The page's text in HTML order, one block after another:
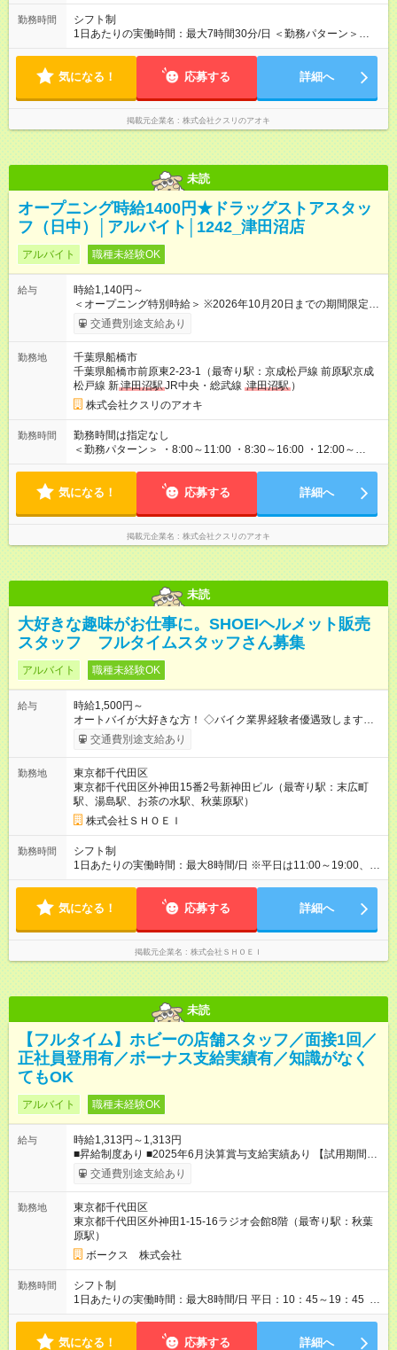
勤務時間
シフト制
1日あたりの実働時間：最大7時間30分/日 ＜勤務パターン＞
・ 8:30～17:00 ※1日5時間 ※8:30～勤務必須 （7時間～7.5時間
気になる！ 応募する 詳細へ
掲載元企業名 株式会社クスリのアオキ
未読
オープニング時給1400円★ドラッグストアスタッ
フ（日中）│アルバイト│1242_津田沼店
アルバイト 職種未経験OK
給与
時給1,140円～
＜オープニング特別時給＞ ※2026年10月20日までの期間限定特
別時給 8:30～17:00 時給1400円 17:00～22:00 時給1500円
※2026年10月21日～通常時給適用 8:30～17:00 時給1140円
降 25％増し（営業店舗のみ） 【手当】 ※登録販売者資格手当
あり（時給＋30円） ※2026年10月21日～適用 ★下記当社条件
に対応できる方は時給――― 8:00～17:00＋110円 17:00～
22:00＋160円 ★当社条件★ 1.月の半分以上 水 日曜日出勤可能
な方 2.当社近隣店舗へのヘルプが可能な方 3.下記のいずれかの
時間帯で勤務可能な方 a 8:30～ b ～18:00 c ～閉店時間
【試用期間】試用期間なし
交通費別途支給あり
勤務地
千葉県船橋市
千葉県船橋市前原東2-23-1（最寄り駅：京成松戸線 前原駅京成
松戸線 新津田沼駅JR中央・総武線 津田沼駅 ）
株式会社クスリのアオキ
勤務時間
勤務時間は指定なし
＜勤務パターン＞ ・8:00～11:00 ・8:30～16:00 ・12:00～
18:00 上記勤務時間内で1日3時間以上 ※1日の実働時間が法定労
気になる！ 応募する 詳細へ
掲載元企業名 株式会社クスリのアオキ
未読
大好きな趣味がお仕事に。SHOEIヘルメット販売
スタッフ フルタイムスタッフさん募集
アルバイト 職種未経験OK
給与
時給1,500円～
オートバイが大好きな方！ ◇バイク業界経験者優遇致します。
◇英語・中国語出来る方大歓迎 ※社員割引制度あり ※試用期間の
3ヶ月の間、待遇や労働条件に変更はありません。 【試用期間】
時と同じです。
交通費別途支給あり
勤務地
東京都千代田区
東京都千代田区外神田15番2号新神田ビル（最寄り駅：末広町
駅、湯島駅、お茶の水駅、秋葉原駅）
株式会社ＳＨＯＥＩ
勤務時間
シフト制
1日あたりの実働時間：最大8時間/日 ※平日は11:00～19:00、土
日・祝日は10:00～18:00での営業となります。
気になる！ 応募する 詳細へ
掲載元企業名 株式会社ＳＨＯＥＩ
未読
【フルタイム】ホビーの店舗スタッフ／面接1回／
正社員登用有／ボーナス支給実績有／知識がなく
てもOK
アルバイト 職種未経験OK
給与
時給1,313円～1,313円
■昇給制度あり ■2025年6月決算賞与支給実績あり 【試用期間】
試用期間あり 試用期間の長さ：6ヶ月 雇用形態、給与は本採用
時と同じです。
交通費別途支給あり
勤務地
東京都千代田区
東京都千代田区外神田1-15-16ラジオ会館8階（最寄り駅：秋葉
原駅）
ボークス 株式会社
勤務時間
シフト制
1日あたりの実働時間：最大8時間/日 平日：10：45～19：45
土日祝：9：45～19：45の中で6時間より応相談。休憩1時間 残
時間）
気になる！ 応募する 詳細へ